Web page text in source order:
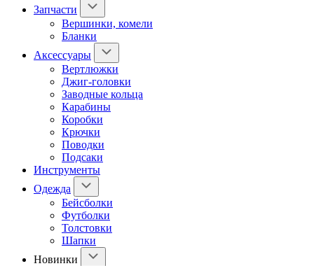
Запчасти
Вершинки, комели
Бланки
Аксессуары
Вертлюжки
Джиг-головки
Заводные кольца
Карабины
Коробки
Крючки
Поводки
Подсаки
Инструменты
Одежда
Бейсболки
Футболки
Толстовки
Шапки
Новинки